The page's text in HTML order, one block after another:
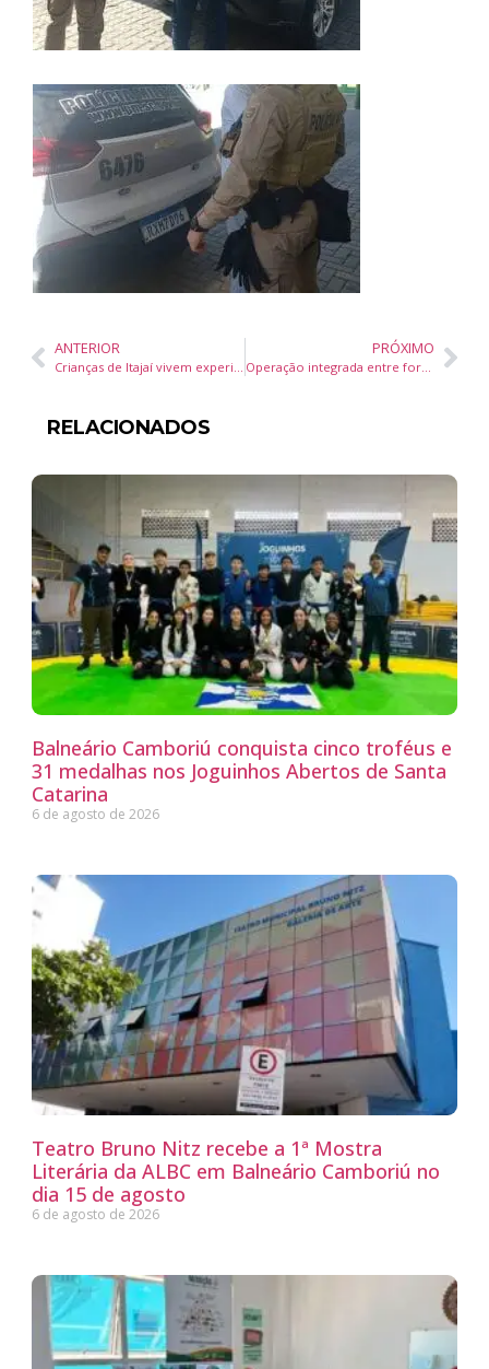
ANTERIOR
Crianças de Itajaí vivem experiência inesquecível no Festival de Dança de Joinville
PRÓXIMO
Operação integrada entre forças policiais prende estuprador foragido no Paraná
RELACIONADOS
Balneário Camboriú conquista cinco troféus e
31 medalhas nos Joguinhos Abertos de Santa
Catarina
6 de agosto de 2026
Teatro Bruno Nitz recebe a 1ª Mostra
Literária da ALBC em Balneário Camboriú no
dia 15 de agosto
6 de agosto de 2026